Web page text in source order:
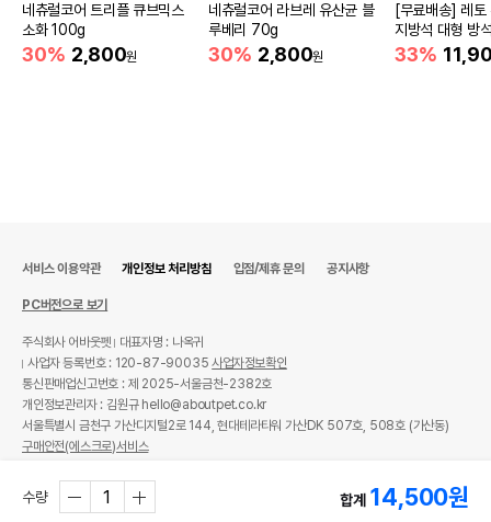
네츄럴코어 트리플 큐브믹스
소화 100g
30% 2,800원
네츄럴코어 라브레 유산균 블
루베리 70g
30% 2,800원
[무료배송] 레토
지방석 대형
m)
33%
수량 합계 14,500원
서비스 이용약관 개인정보 처리방침 입점/제휴 문의 공지사항
PC버전으로 보기
주식회사 어바웃펫
대표자명 : 나옥귀
사업자 등록번호 : 120-87-90035사업자정보확인
통신판매업신고번호 : 제 2025-서울금천-2382호
개인정보관리자 : 김원규 hello@aboutpet.co.kr
서울특별시 금천구 가산디지털2로 144, 현대테라타워 가산DK 507호, 508호 (가산동)
구매안전(에스크로)서비스